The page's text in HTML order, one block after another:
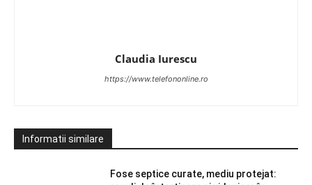
Claudia Iurescu
https://www.telefononline.ro
Informatii similare
Fose septice curate, mediu protejat: